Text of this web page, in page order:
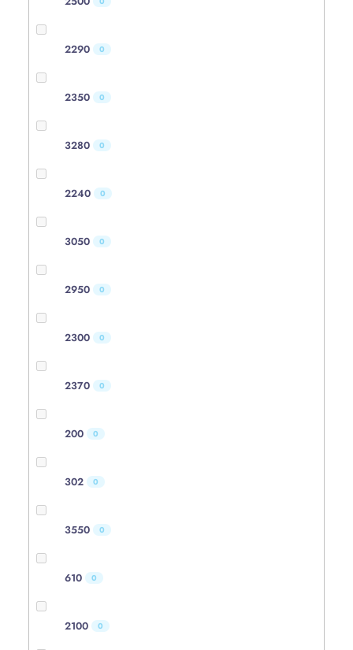
2290 0
2350 0
3280 0
2240 0
3050 0
2950 0
2300 0
2370 0
200 0
302 0
3550 0
610 0
2100 0